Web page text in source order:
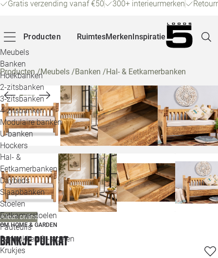
Gratis verzending vanaf €50 300+ interieurmerken
Producten
Meubels
Banken
Hoekbanken
2-zitsbanken
3-zitsbanken
4-zitsbanken
Modulaire banken
U-banken
Hockers
Hal- &
Eetkamerbanken
Daybeds
Slaapbanken
Stoelen
Eetkamerstoelen
Fauteuils
Barkrukken & -stoelen
Krukjes
RuimtesMerkenInspiratie
Producten/Meubels /Banken /Hal- & Eetkamerbanken
Alleen online
OM HOME & GARDEN
Bankje Pulikat